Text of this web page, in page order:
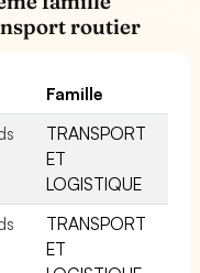
routier
Famille
TRANSPORT
ET
LOGISTIQUE
TRANSPORT
ET